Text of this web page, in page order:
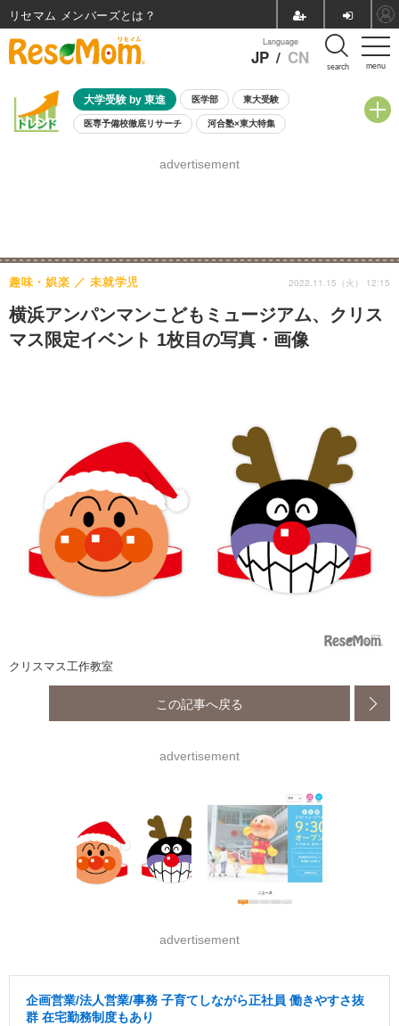
menu
Language
JP / CN search
大学受験 by 東進 医学部 東大受験
医専予備校徹底リサーチ 河合塾×東大特集
8月開催学校説明会・相談会
advertisement
横浜アンパンマンこどもミュージアム、クリス
マス限定イベント 1枚目の写真・画像
趣味・娯楽 未就学児 2022.11.15（火） 12:15
クリスマス工作教室
この記事へ戻る
advertisement
advertisement
企画営業/法人営業/事務 子育てしながら正社員 働きやすさ抜
群 在宅勤務制度もあり
リセマム メンバーズ